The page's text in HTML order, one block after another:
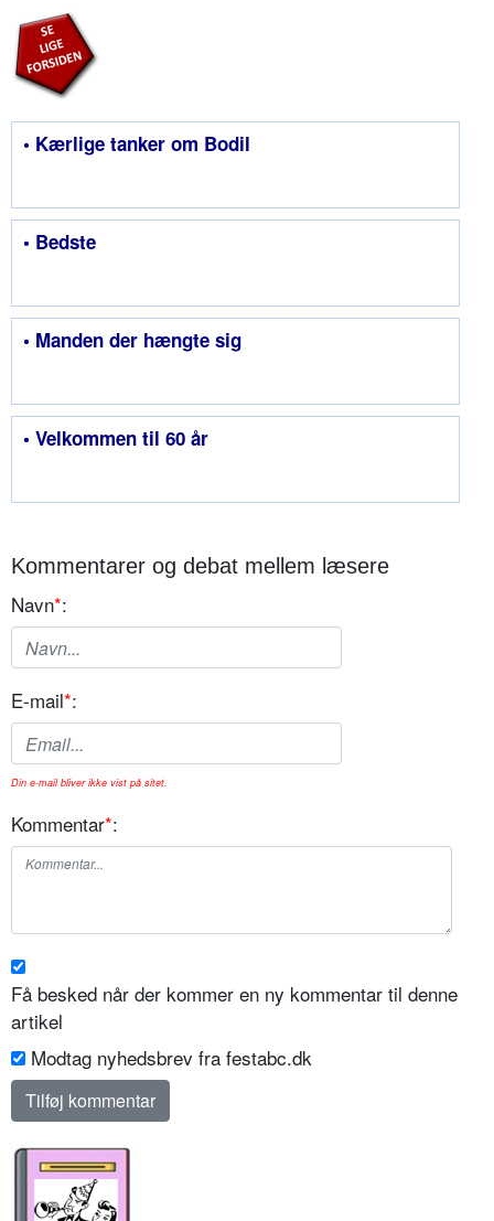
• Kærlige tanker om Bodil
• Bedste
• Manden der hængte sig
• Velkommen til 60 år
Kommentarer og debat mellem læsere
Navn*:
E-mail*:
Din e-mail bliver ikke vist på sitet.
Kommentar*:
Få besked når der kommer en ny kommentar til denne
artikel
Modtag nyhedsbrev fra festabc.dk